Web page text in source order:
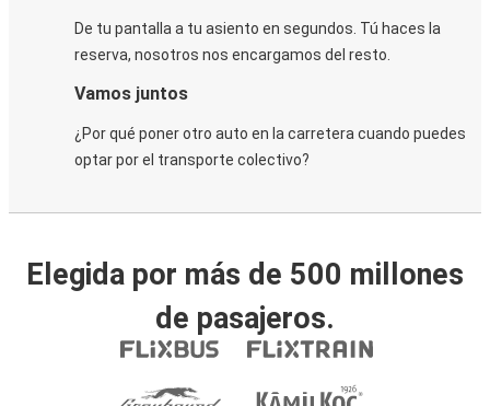
De tu pantalla a tu asiento en segundos. Tú haces la
reserva, nosotros nos encargamos del resto.
Vamos juntos
¿Por qué poner otro auto en la carretera cuando puedes
optar por el transporte colectivo?
Elegida por más de 500 millones
de pasajeros.